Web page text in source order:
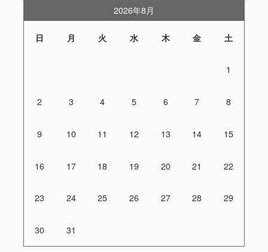
2026年8月
日 月 火 水 木 金 土
1
2 3 4 5 6 7 8
9 10 11 12 13 14 15
16 17 18 19 20 21 22
23 24 25 26 27 28 29
30 31